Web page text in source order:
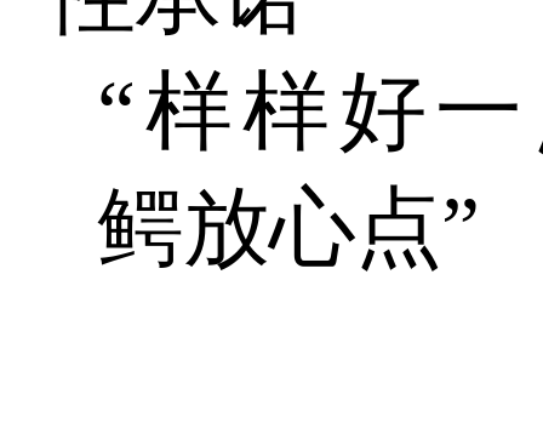
“样样好
鳄放心点”